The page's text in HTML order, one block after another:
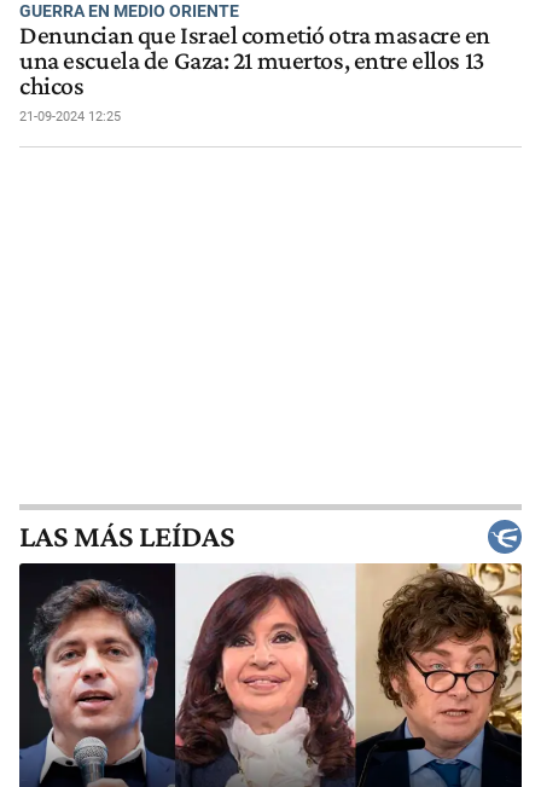
GUERRA EN MEDIO ORIENTE
Denuncian que Israel cometió otra masacre en
una escuela de Gaza: 21 muertos, entre ellos 13
chicos
21-09-2024 12:25
LAS MÁS LEÍDAS